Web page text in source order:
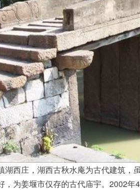
湖西庄，湖西古秋水庵为古代建筑，
，为姜堰市仅存的古代庙宇。2002